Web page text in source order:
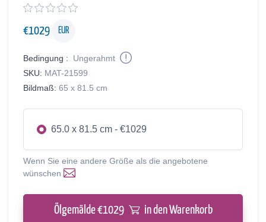
€1029 EUR
Bedingung :
Ungerahmt
SKU: MAT-21599
Bildmaß: 65 x 81.5 cm
65.0 x 81.5 cm - €1029
Wenn Sie eine andere Größe als die angebotene
wünschen
Ölgemälde €1029 in den Warenkorb